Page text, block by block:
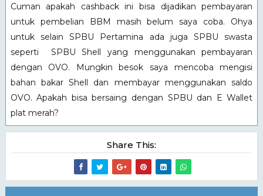
Cuman apakah cashback ini bisa dijadikan pembayaran
untuk pembelian BBM masih belum saya coba. Ohya
untuk selain SPBU Pertamina ada juga SPBU swasta
seperti SPBU Shell yang menggunakan pembayaran
dengan OVO. Mungkin besok saya mencoba mengisi
bahan bakar Shell dan membayar menggunakan saldo
OVO. Apakah bisa bersaing dengan SPBU dan E Wallet
plat merah?
Share This: